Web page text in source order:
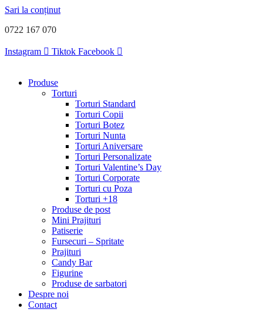
Sari la conținut
0722 167 070
Instagram Tiktok Facebook
Produse
Torturi
Torturi Standard
Torturi Copii
Torturi Botez
Torturi Nunta
Torturi Aniversare
Torturi Personalizate
Torturi Valentine’s Day
Torturi Corporate
Torturi cu Poza
Torturi +18
Produse de post
Mini Prajituri
Patiserie
Fursecuri – Spritate
Prajituri
Candy Bar
Figurine
Produse de sarbatori
Despre noi
Contact